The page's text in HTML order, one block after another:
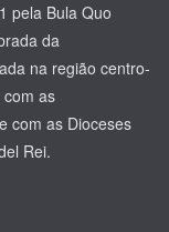
pela Bula Quo
da
na região centro-
as
com as Dioceses
Rei.